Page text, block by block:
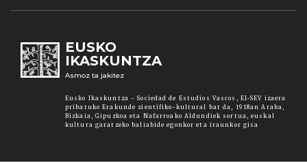
EUSKO
IKASKUNTZA
Asmoz ta jakitez
Eusko Ikaskuntza - Sociedad de Estudios Vascos, EI-SEV izaera
pribatuko Erakunde zientifiko-kultural bat da, 1918an Araba,
Bizkaia, Gipuzkoa eta Nafarroako Aldundiek sortua, euskal
kultura garatzeko baliabide egonkor eta iraunkor gisa